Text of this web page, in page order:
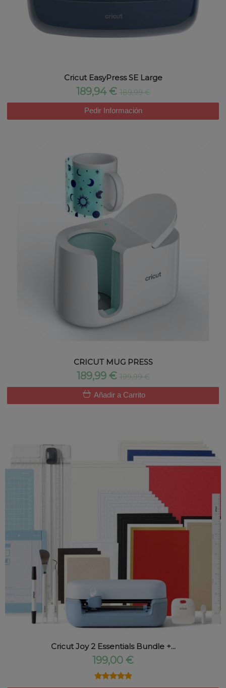
Cricut EasyPress SE Large
189,94 € 189,99 €
Pedir Información
CRICUT MUG PRESS
189,99 € 199,99 €
Añadir a Carrito
Cricut Joy 2 Essentials Bundle +...
199,00 €
★★★★★
★★★★★